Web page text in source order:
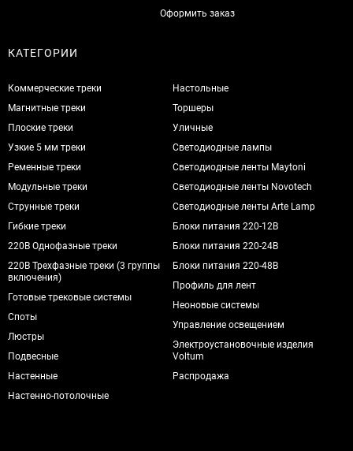
Оформить заказ
КАТЕГОРИИ
Коммерческие треки
Магнитные треки
Плоские треки
Узкие 5 мм треки
Ременные треки
Модульные треки
Струнные треки
Гибкие треки
220В Однофазные треки
220В Трехфазные треки (3 группы
включения)
Готовые трековые системы
Споты
Люстры
Подвесные
Настенные
Настенно-потолочные
Настольные
Торшеры
Уличные
Светодиодные лампы
Светодиодные ленты Maytoni
Светодиодные ленты Novotech
Светодиодные ленты Arte Lamp
Блоки питания 220-12В
Блоки питания 220-24В
Блоки питания 220-48В
Профиль для лент
Неоновые системы
Управление освещением
Электроустановочные изделия
Voltum
Распродажа